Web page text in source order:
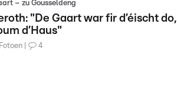
– zu Gousseldeng
"De Gaart war fir d’éischt do,
d’Haus"
Fotoen 4